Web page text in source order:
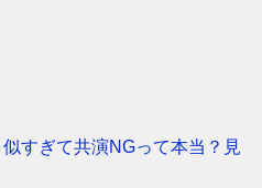
すぎて共演NGって本当？見